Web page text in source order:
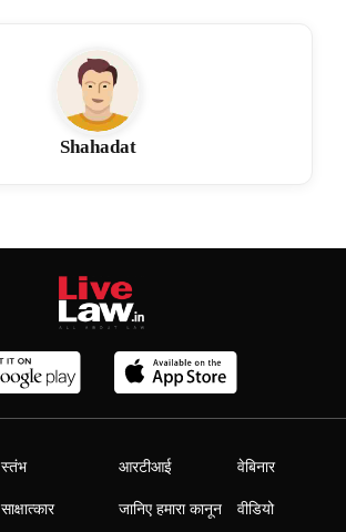
Shahadat
स्तंभ
साक्षात्कार
आरटीआई
जानिए हमारा कानून
वेबिनार
वीडियो